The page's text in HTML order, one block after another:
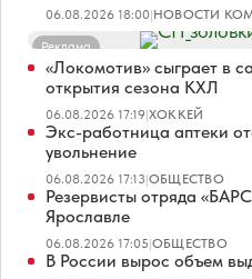
06.08.2026 18:00|НОВОСТИ
Реклама
«Локомотив» сыграет в
открытия сезона КХЛ
06.08.2026 17:19|ХОККЕЙ
Экс-работница аптеки
увольнение
06.08.2026 17:13|ОБЩЕСТВО
Резервисты отряда
Ярославле
06.08.2026 17:05|ОБЩЕСТВО
В России вырос объем